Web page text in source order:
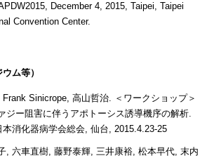
December 4, 2015, Taipei, Taipei
Convention Center.
ム等）
Frank Sinicrope, 高山哲治. ＜ワークショップ＞
ジー阻害に伴うアポトーシス誘導機序の解析.
本消化器病学会総会, 仙台, 2015.4.23-25
, 六車直樹, 藤野泰輝, 三井康裕, 松本早代, 末内